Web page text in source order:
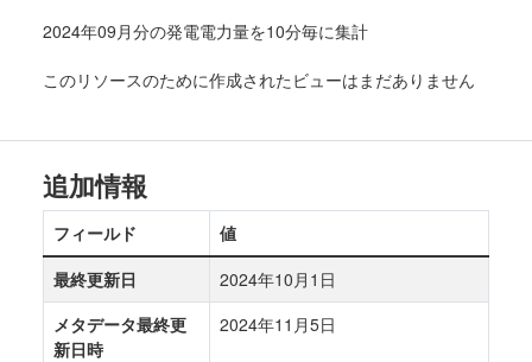
2024年09月分の発電電力量を10分毎に集計
このリソースのために作成されたビューはまだありません
追加情報
フィールド
値
最終更新日
2024年10月1日
メタデータ最終更
新日時
2024年11月5日